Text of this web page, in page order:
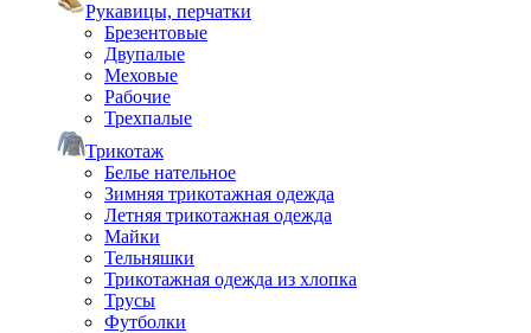
Рукавицы, перчатки
Брезентовые
Двупалые
Меховые
Рабочие
Трехпалые
Трикотаж
Белье нательное
Зимняя трикотажная одежда
Летняя трикотажная одежда
Майки
Тельняшки
Трикотажная одежда из хлопка
Трусы
Футболки